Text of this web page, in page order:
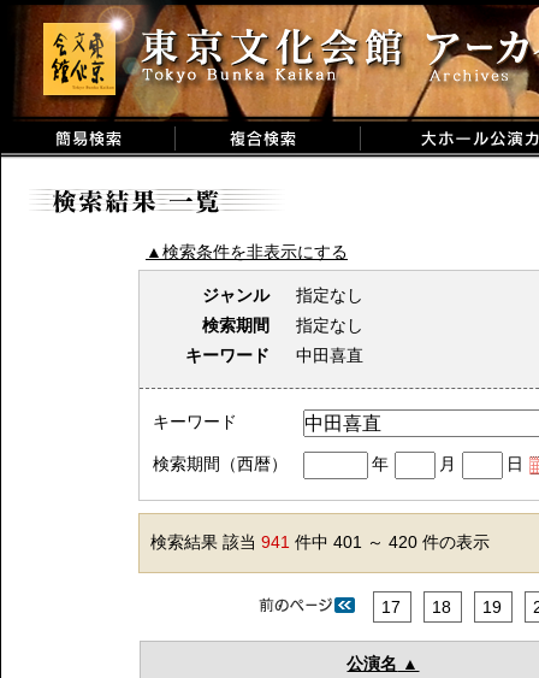
▲検索条件を非表示にする
ジャンル
指定なし
検索期間
指定なし
キーワード
中田喜直
キーワード
検索期間（西暦） 年 月 日
検索結果 該当941 件中 401 ～ 420 件の表示
17 18 19
公演名